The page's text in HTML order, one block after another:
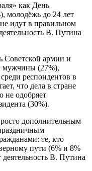
как День
молодёжь до 24 лет
идут в правильном
В. Путина
Советской армии и
мужчины (27%),
респондентов в
что дела в стране
не одобряет
(30%).
дополнительным
те, кто
пути (6% и 8%
деятельность В. Путина